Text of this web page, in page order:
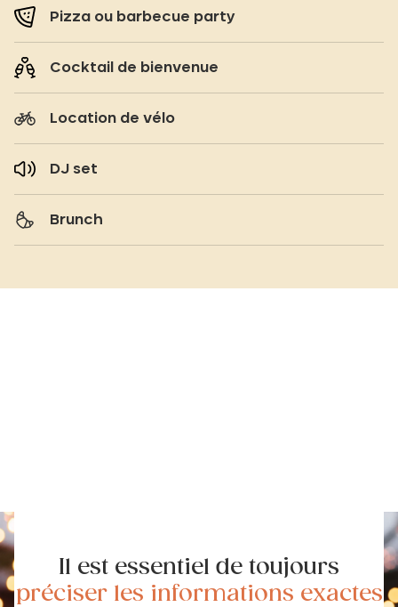
Pizza ou barbecue party
Cocktail de bienvenue
Location de vélo
DJ set
Brunch
Il est essentiel de toujours
préciser les informations exactes